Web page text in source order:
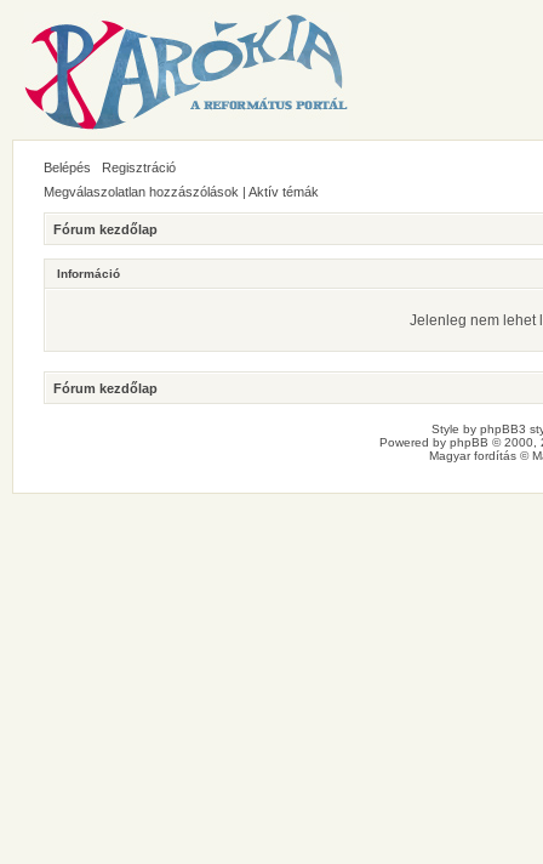
Belépés
Regisztráció
Megválaszolatlan hozzászólások | Aktív témák
Fórum kezdőlap
Információ
Jelenleg nem lehet
Fórum kezdőlap
Style by phpBB3
Powered by phpBB © 2000,
Magyar fordítás ©